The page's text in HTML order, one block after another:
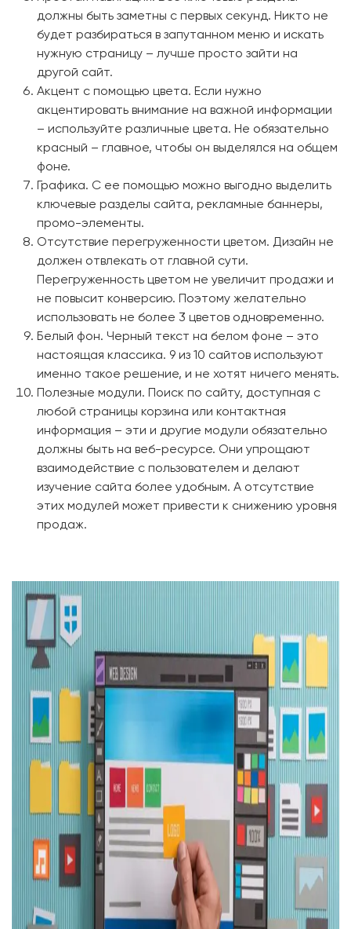
должны быть заметны с первых секунд. Никто не
будет разбираться в запутанном меню и искать
нужную страницу – лучше просто зайти на
другой сайт.
Акцент с помощью цвета. Если нужно
акцентировать внимание на важной информации
– используйте различные цвета. Не обязательно
красный – главное, чтобы он выделялся на общем
фоне.
Графика. С ее помощью можно выгодно выделить
ключевые разделы сайта, рекламные баннеры,
промо-элементы.
Отсутствие перегруженности цветом. Дизайн не
должен отвлекать от главной сути.
Перегруженность цветом не увеличит продажи и
не повысит конверсию. Поэтому желательно
использовать не более 3 цветов одновременно.
Белый фон. Черный текст на белом фоне – это
настоящая классика. 9 из 10 сайтов используют
именно такое решение, и не хотят ничего менять.
Полезные модули. Поиск по сайту, доступная с
любой страницы корзина или контактная
информация – эти и другие модули обязательно
должны быть на веб-ресурсе. Они упрощают
взаимодействие с пользователем и делают
изучение сайта более удобным. А отсутствие
этих модулей может привести к снижению уровня
продаж.